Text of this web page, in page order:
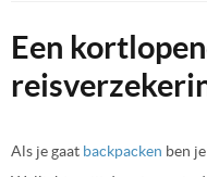
Een
Als je gaat backpacken ben